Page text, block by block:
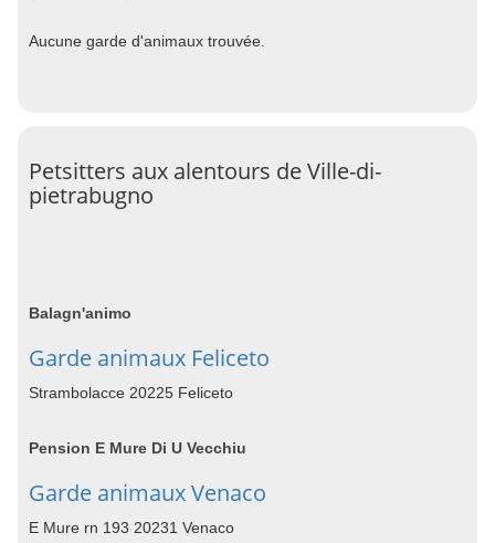
Aucune garde d'animaux trouvée.
Petsitters aux alentours de Ville-di-
pietrabugno
Balagn'animo
Garde animaux Feliceto
Strambolacce 20225 Feliceto
Pension E Mure Di U Vecchiu
Garde animaux Venaco
E Mure rn 193 20231 Venaco